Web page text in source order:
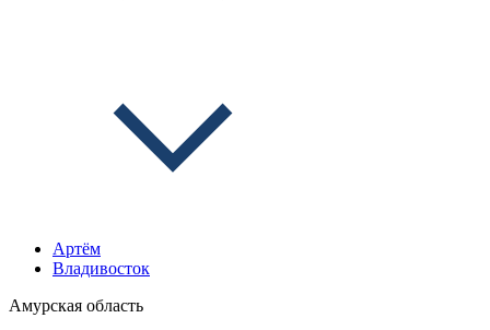
Артём
Владивосток
Амурская область